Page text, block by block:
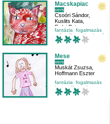
Macskapiac
vers
Csoóri Sándor,
Kuslits Kata
Erdei Petra
fantázia
fogalmazás
másodikosnak
olvasás
Mese
vers
Muskát Zsuzsa
Hoffmann Eszter
fantázia
fogalmazás
harmadikosnak
mese-vers